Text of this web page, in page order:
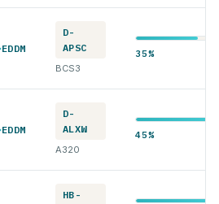
EDDM
D-
APSC
BCS3
35%
EDDM
D-
ALXW
A320
45%
HB-